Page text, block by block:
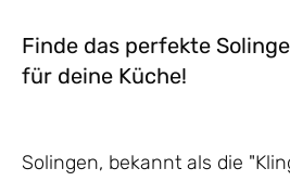
Finde das perfekte
für deine Küche!
Solingen, bekannt als die